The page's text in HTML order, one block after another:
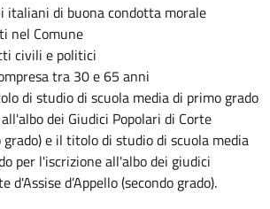
italiani di buona condotta morale
nel Comune
civili e politici
tra 30 e 65 anni
di studio di scuola media di primo grado
dei Giudici Popolari di Corte
grado) e il titolo di studio di scuola media
per l'iscrizione all'albo dei giudici
d'Assise d’Appello (secondo grado).